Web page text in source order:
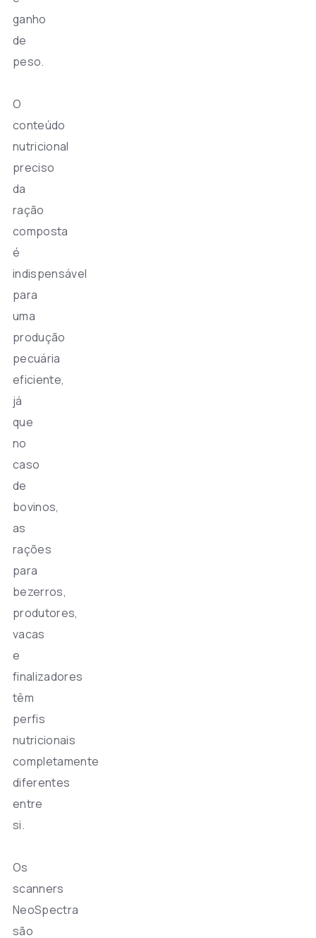
ganho
de
peso.
O
conteúdo
nutricional
preciso
da
ração
composta
é
indispensável
para
uma
produção
pecuária
eficiente,
já
que
no
caso
de
bovinos,
as
rações
para
bezerros,
produtores,
vacas
e
finalizadores
têm
perfis
nutricionais
completamente
diferentes
entre
si.
Os
scanners
NeoSpectra
são